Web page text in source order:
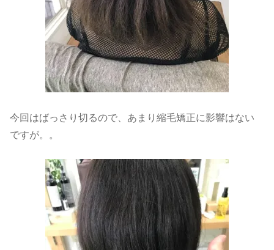
今回はばっさり切るので、あまり縮毛矯正に影響はない
ですが。。